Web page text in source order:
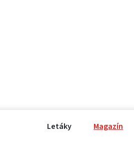
Letáky Magazín